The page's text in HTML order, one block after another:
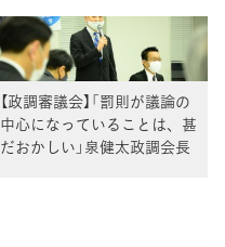
【政調審議会】「罰則が議論の
中心になっていることは、甚
だおかしい」泉健太政調会長